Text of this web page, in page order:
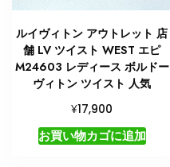
ルイヴィトン アウトレット 店
舗 LV ツイスト WEST エピ
M24603 レディース ボルドー
ヴィトン ツイスト 人気
¥17,900
お買い物カゴに追加